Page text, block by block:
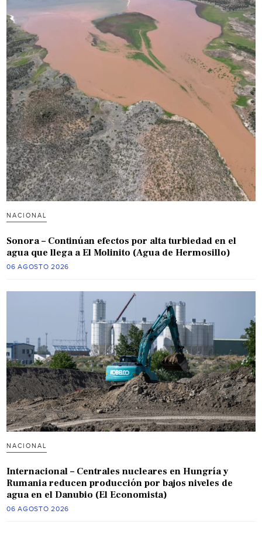
NACIONAL
Sonora – Continúan efectos por alta turbiedad en el
agua que llega a El Molinito (Agua de Hermosillo)
06 AGOSTO 2026
NACIONAL
Internacional – Centrales nucleares en Hungría y
Rumania reducen producción por bajos niveles de
agua en el Danubio (El Economista)
06 AGOSTO 2026